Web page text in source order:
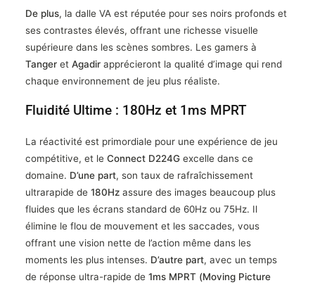
De plus, la dalle VA est réputée pour ses noirs profonds et
ses contrastes élevés, offrant une richesse visuelle
supérieure dans les scènes sombres. Les gamers à
Tanger et Agadir apprécieront la qualité d’image qui rend
chaque environnement de jeu plus réaliste.
Fluidité Ultime : 180Hz et 1ms MPRT
La réactivité est primordiale pour une expérience de jeu
compétitive, et le Connect D224G excelle dans ce
domaine. D’une part, son taux de rafraîchissement
ultrarapide de 180Hz assure des images beaucoup plus
fluides que les écrans standard de 60Hz ou 75Hz. Il
élimine le flou de mouvement et les saccades, vous
offrant une vision nette de l’action même dans les
moments les plus intenses. D’autre part, avec un temps
de réponse ultra-rapide de 1ms MPRT (Moving Picture